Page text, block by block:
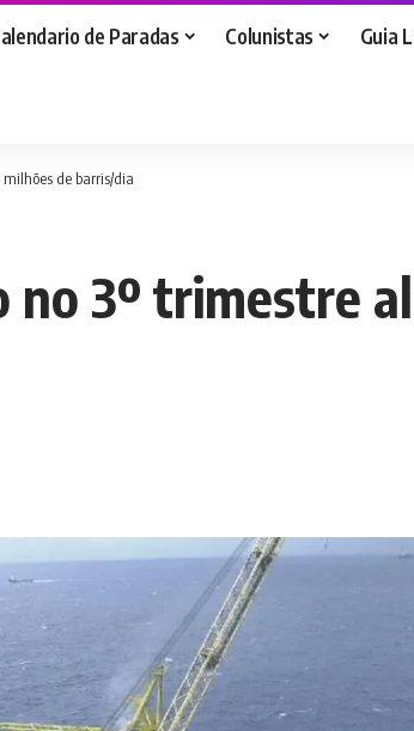
de Paradas Colunistas Guia
milhões de barris/dia
3º trimestre